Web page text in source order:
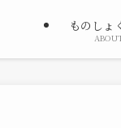
ものしょ